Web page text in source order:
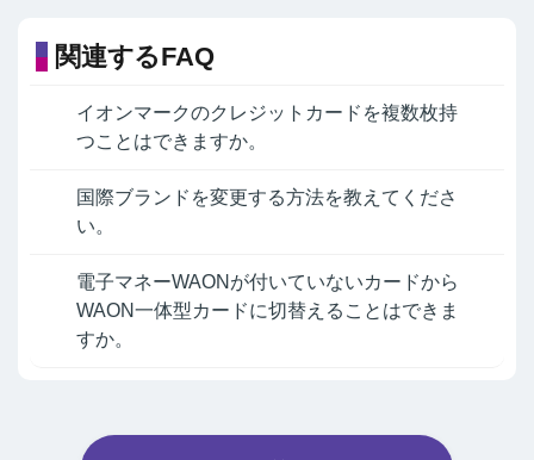
関連するFAQ
イオンマークのクレジットカードを複数枚持
つことはできますか。
国際ブランドを変更する方法を教えてくださ
い。
電子マネーWAONが付いていないカードから
WAON一体型カードに切替えることはできま
すか。